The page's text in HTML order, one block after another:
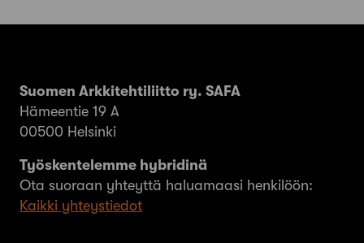
Suomen Arkkitehtiliitto ry. SAFA
Hämeentie 19 A
00500 Helsinki
Työskentelemme hybridinä
Ota suoraan yhteyttä haluamaasi henkilöön:
Kaikki yhteystiedot